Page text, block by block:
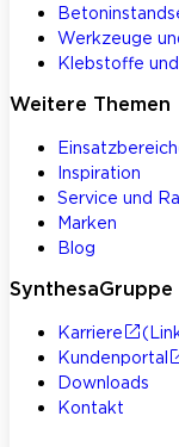
Werkzeuge
Klebstoffe
Weitere Themen
Inspiration
Service und
Marken
Blog
SynthesaGruppe
Karriere
Kundenportal
Downloads
Kontakt